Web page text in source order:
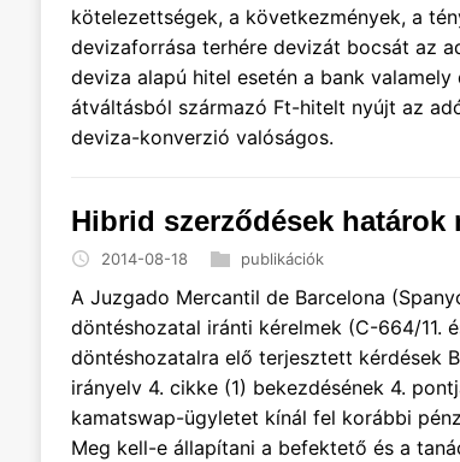
kötelezettségek, a következmények, a
devizaforrása terhére devizát bocsát az
deviza alapú hitel esetén a bank
átváltásból származó Ft-hitelt nyújt az
deviza-konverzió valóságos.
Hibrid szerződések határok
2014-08-18 publikációk
A Juzgado Mercantil de Barcelona
döntéshozatal iránti kérelmek (C-664/11.
döntéshozatalra elő terjesztett kérdések
irányelv 4. cikke (1) bekezdésének 4.
kamatswap-ügyletet kínál fel korábbi
Meg kell-e állapítani a befektető és a